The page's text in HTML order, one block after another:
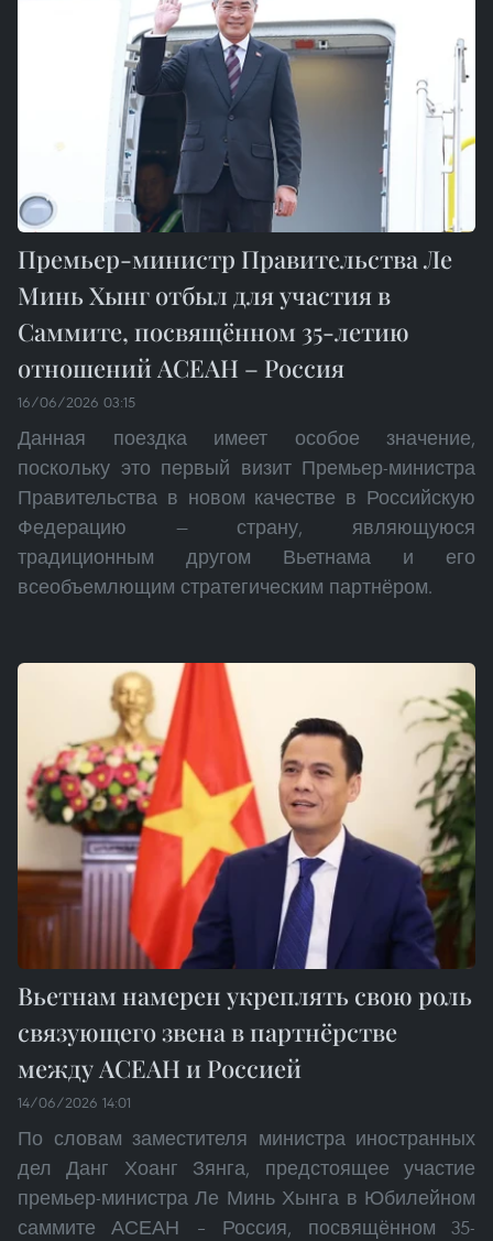
Премьер-министр Правительства Ле
Минь Хынг отбыл для участия в
Саммите, посвящённом 35-летию
отношений АСЕАН – Россия
16/06/2026 03:15
Данная поездка имеет особое значение,
поскольку это первый визит Премьер-министра
Правительства в новом качестве в Российскую
Федерацию — страну, являющуюся
традиционным другом Вьетнама и его
всеобъемлющим стратегическим партнёром.
Вьетнам намерен укреплять свою роль
связующего звена в партнёрстве
между АСЕАН и Россией
14/06/2026 14:01
По словам заместителя министра иностранных
дел Данг Хоанг Зянга, предстоящее участие
премьер-министра Ле Минь Хынга в Юбилейном
саммите АСЕАН – Россия, посвящённом 35-